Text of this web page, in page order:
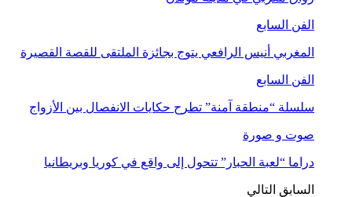
الفن السابع
المغربي أنيس الرافعي يتوج بجائزة الملتقى للقصة القصيرة
الفن السابع
سلسلة “منطقة آمنة” تطرح حكايات الانفصال بين الأزواج
صوت و صورة
دراما “لعبة الحبار” تتحول إلى واقع في كوريا وبريطانيا
السابق التالي